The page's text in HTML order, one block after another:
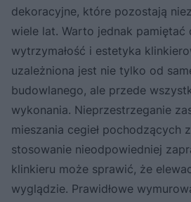
dekoracyjne, które pozostają
wiele lat. Warto jednak pamiętać
wytrzymałość i estetyka
uzależniona jest nie tylko od
budowlanego, ale przede
wykonania. Nieprzestrzeganie
mieszania cegieł pochodzących
stosowanie nieodpowiedniej
klinkieru może sprawić, że
wyglądzie. Prawidłowe